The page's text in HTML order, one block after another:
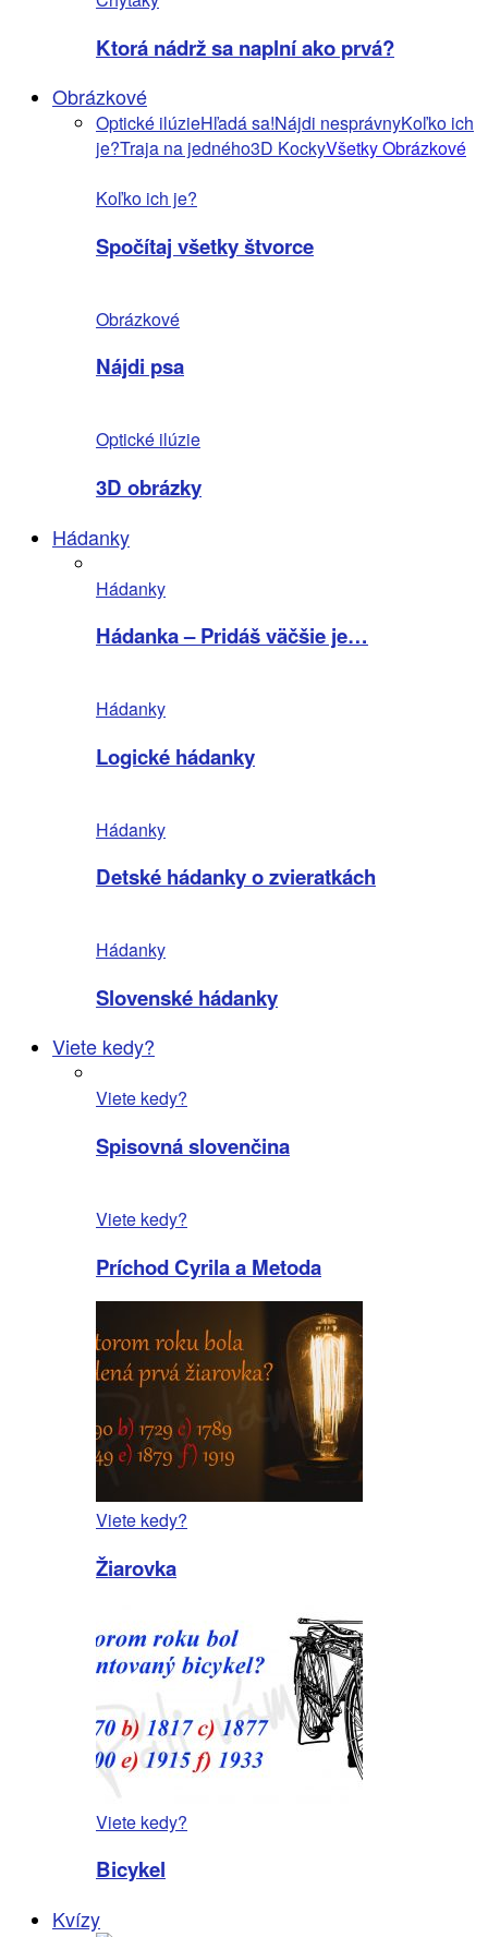
Ktorá nádrž sa naplní ako prvá?
Obrázkové
Optické ilúzieHľadá sa!Nájdi nesprávnyKoľko ich
je?Traja na jedného3D KockyVšetky Obrázkové
Koľko ich je?
Spočítaj všetky štvorce
Obrázkové
Nájdi psa
Optické ilúzie
3D obrázky
Hádanky
Hádanky
Hádanka – Pridáš väčšie je…
Hádanky
Logické hádanky
Hádanky
Detské hádanky o zvieratkách
Hádanky
Slovenské hádanky
Viete kedy?
Viete kedy?
Spisovná slovenčina
Viete kedy?
Príchod Cyrila a Metoda
Viete kedy?
Žiarovka
Viete kedy?
Bicykel
Kvízy